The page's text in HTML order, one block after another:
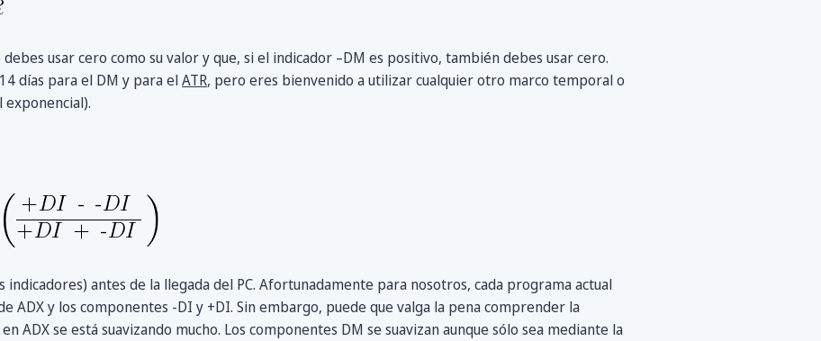
usar cero como su valor y que, si el indicador –DM es positivo, también debes usar cero.
días para el DM y para elATR, pero eres bienvenido a utilizar cualquier otro marco temporal o
exponencial).
indicadores) antes de la llegada del PC. Afortunadamente para nosotros, cada programa actual
ADX y los componentes -DI y +DI. Sin embargo, puede que valga la pena comprender la
ADX se está suavizando mucho. Los componentes DM se suavizan aunque sólo sea mediante la